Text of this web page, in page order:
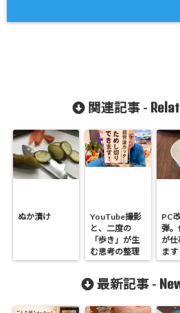
関連記事 -
ぬか漬け
YouTube撮影
と、二度の
「歩き」が生
む思考の整理
PC
弾。
が仕
ます
最新記事 -